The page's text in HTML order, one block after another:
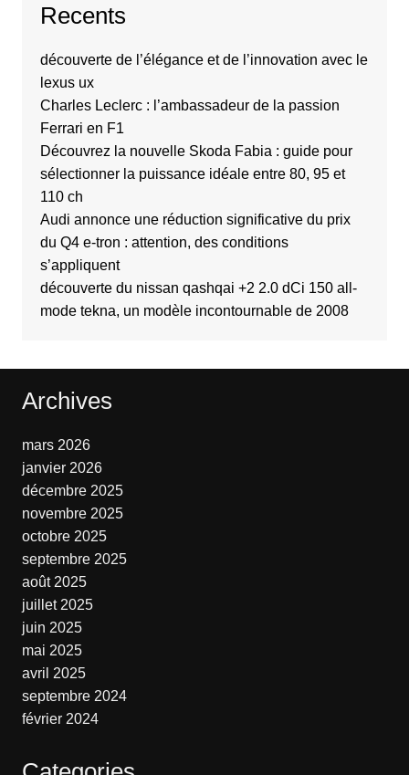
Recents
découverte de l’élégance et de l’innovation avec le
lexus ux
Charles Leclerc : l’ambassadeur de la passion
Ferrari en F1
Découvrez la nouvelle Skoda Fabia : guide pour
sélectionner la puissance idéale entre 80, 95 et
110 ch
Audi annonce une réduction significative du prix
du Q4 e-tron : attention, des conditions
s’appliquent
découverte du nissan qashqai +2 2.0 dCi 150 all-
mode tekna, un modèle incontournable de 2008
Archives
mars 2026
janvier 2026
décembre 2025
novembre 2025
octobre 2025
septembre 2025
août 2025
juillet 2025
juin 2025
mai 2025
avril 2025
septembre 2024
février 2024